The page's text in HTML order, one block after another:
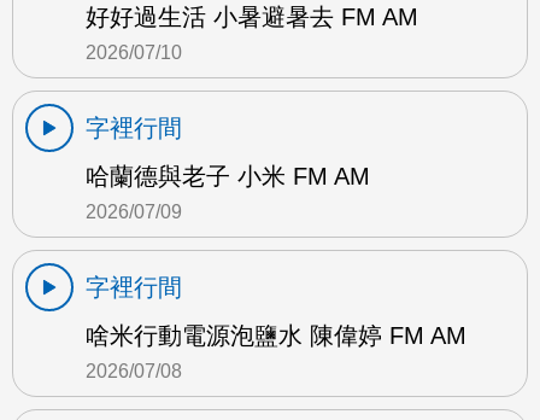
好好過生活 小暑避暑去 FM AM
2026/07/10
字裡行間
哈蘭德與老子 小米 FM AM
2026/07/09
字裡行間
啥米行動電源泡鹽水 陳偉婷 FM AM
2026/07/08